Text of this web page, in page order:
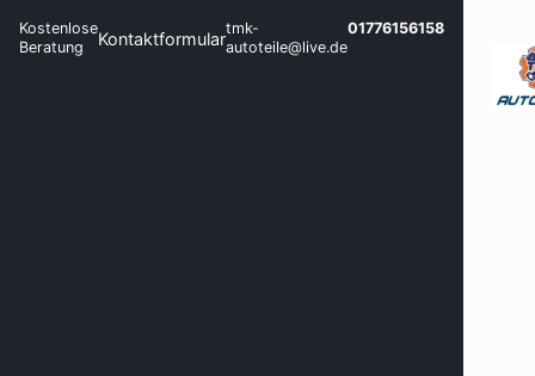
Kostenlose
Beratung
Kontaktformulartmk-
autoteile@live.de
01776156158